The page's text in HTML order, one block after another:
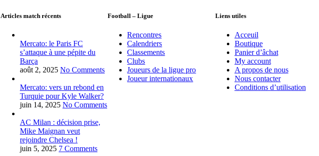
Articles match récents
Mercato: le Paris FC
s’attaque à une pépite du
Barça
août 2, 2025 No Comments
Mercato: vers un rebond en
Turquie pour Kyle Walker?
juin 14, 2025 No Comments
AC Milan : décision prise,
Mike Maignan veut
rejoindre Chelsea !
juin 5, 2025 7 Comments
Football – Ligue
Rencontres
Calendriers
Classements
Clubs
Joueurs de la ligue pro
Joueur internationaux
Liens utiles
Acceuil
Boutique
Panier d’âchat
My account
A propos de nous
Nous contacter
Conditions d’utilisation